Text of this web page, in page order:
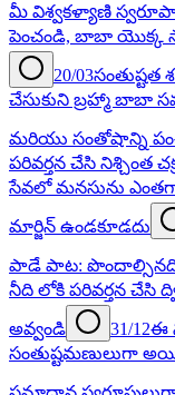
మీ విశ్వకళ్యాణి
పెంచండి, బాబా యొక్క
20/03
చేసుకుని బ్రహ్మా బాబా
మరియు సంతోషాన్ని
పరివర్తన చేసి నిశ్చింత
సేవలో మనసును
మార్జిన్ ఉండకూడదు
పాడే పాట:
నీది లోకి పరివర్తన చేసి
అవ్వండి 31/12ఈ
సంతుష్టమణులుగా